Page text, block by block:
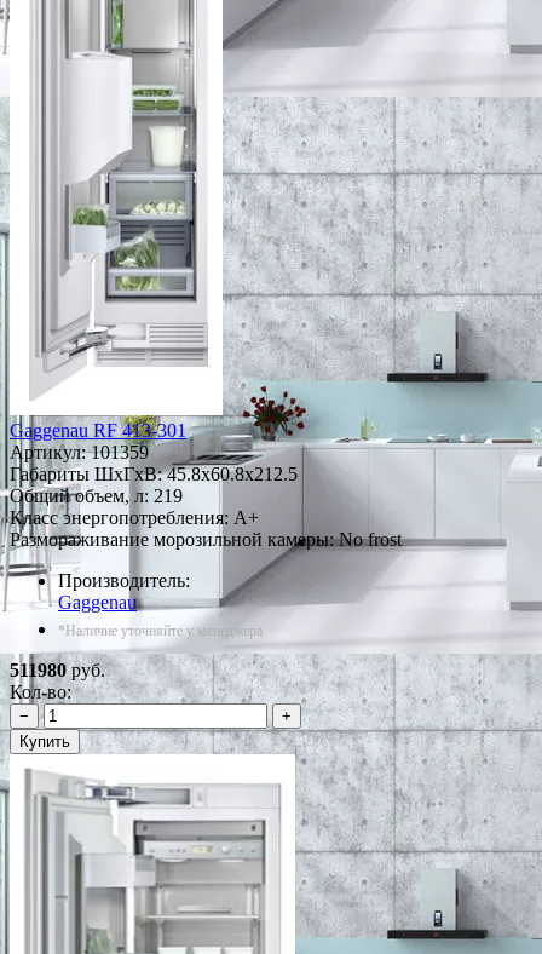
Gaggenau RF 413-301
Артикул:101359
Габариты ШxГxВ: 45.8x60.8x212.5
Общий объем, л: 219
Класс энергопотребления: A+
Размораживание морозильной камеры: No frost
Производитель:
Gaggenau
*Наличие уточняйте у менеджера
511980руб.
Кол-во:
−
+
Купить